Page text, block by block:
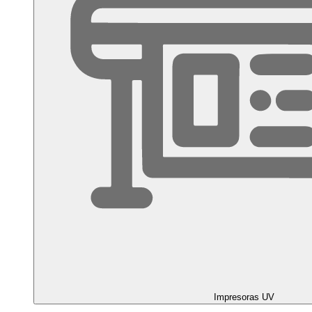
Impresoras UV